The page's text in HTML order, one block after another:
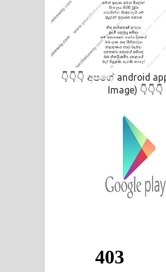
👇👇👇 අපගේ android
Image) 👇👇👇